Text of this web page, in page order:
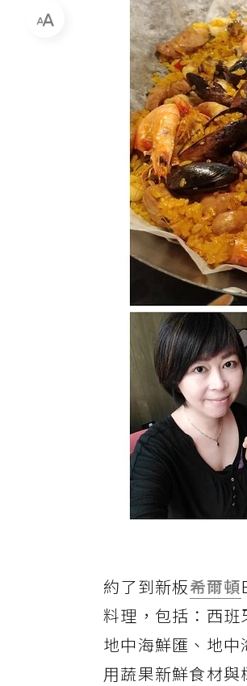
約了到新板希爾頓
料理，包括：西
地中海鮮匯、地
用蔬果新鮮食材